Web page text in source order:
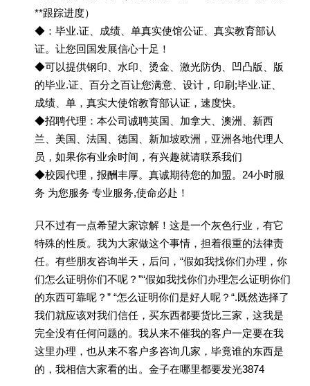
**跟踪进度）
◆：毕业.证、成绩、单真实使馆公证、真实教育部认
证。让您回国发展信心十足！
◆可以提供钢印、水印、烫金、激光防伪、凹凸版、版
的毕业.证、百分之百让您满意、设计，印刷;毕业.证、
成绩、单，真实大使馆教育部认证，速度快。
◆招聘代理：本公司诚聘英国、加拿大、澳洲、新西
兰、美国、法国、德国、新加坡欧洲，亚洲各地代理人
员，如果你有业余时间，有兴趣就请联系我们
◆校园代理，报酬丰厚。真诚期待您的加盟。24小时服
务 为您服务 专业服务,使命必赴！
只不过有一点希望大家谅解！这是一个灰色行业，有它
特殊的性质。我为大家做这个事情，担着很重的法律责
任。有些朋友咨询半天，后问，“假如我找你们办理，你
们怎么证明你们不呢？”“假如我找你们办理怎么证明你们
的东西可靠呢？” “怎么证明你们是好人呢？“.既然选择了
我们就应该对我们信任，买东西都要货比三家，这我是
完全没有任何问题的。我从来不催我的客户一定要在我
这里办理，也从来不客户多咨询几家，毕竟谁的东西是
的，我相信大家看的出。金子在哪里都要发光3874